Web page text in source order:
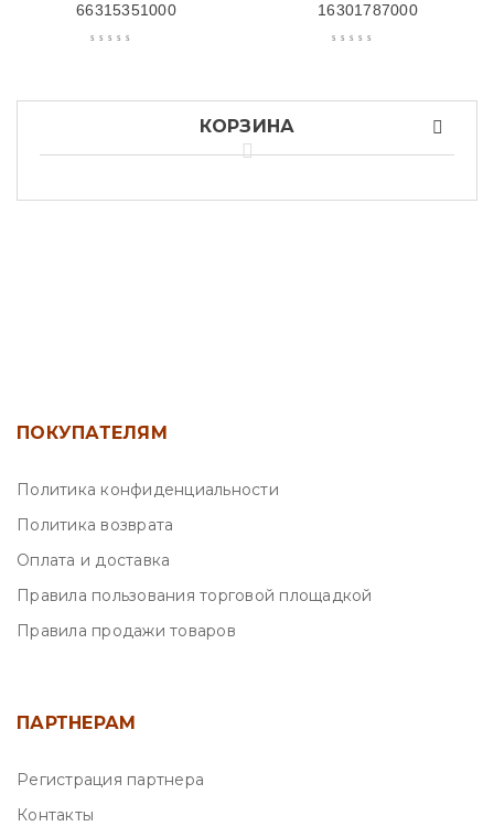
66315351000 16301787000
КОРЗИНА
ПОКУПАТЕЛЯМ
Политика конфиденциальности
Политика возврата
Оплата и доставка
Правила пользования торговой площадкой
Правила продажи товаров
ПАРТНЕРАМ
Регистрация партнера
Контакты